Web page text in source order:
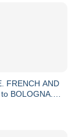
FRENCH AND
BOLOGNA. It